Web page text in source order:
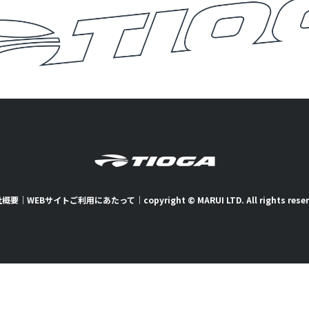
要｜ WEBサイトご利用にあたって ｜ copyright © MARUI LTD. All rights